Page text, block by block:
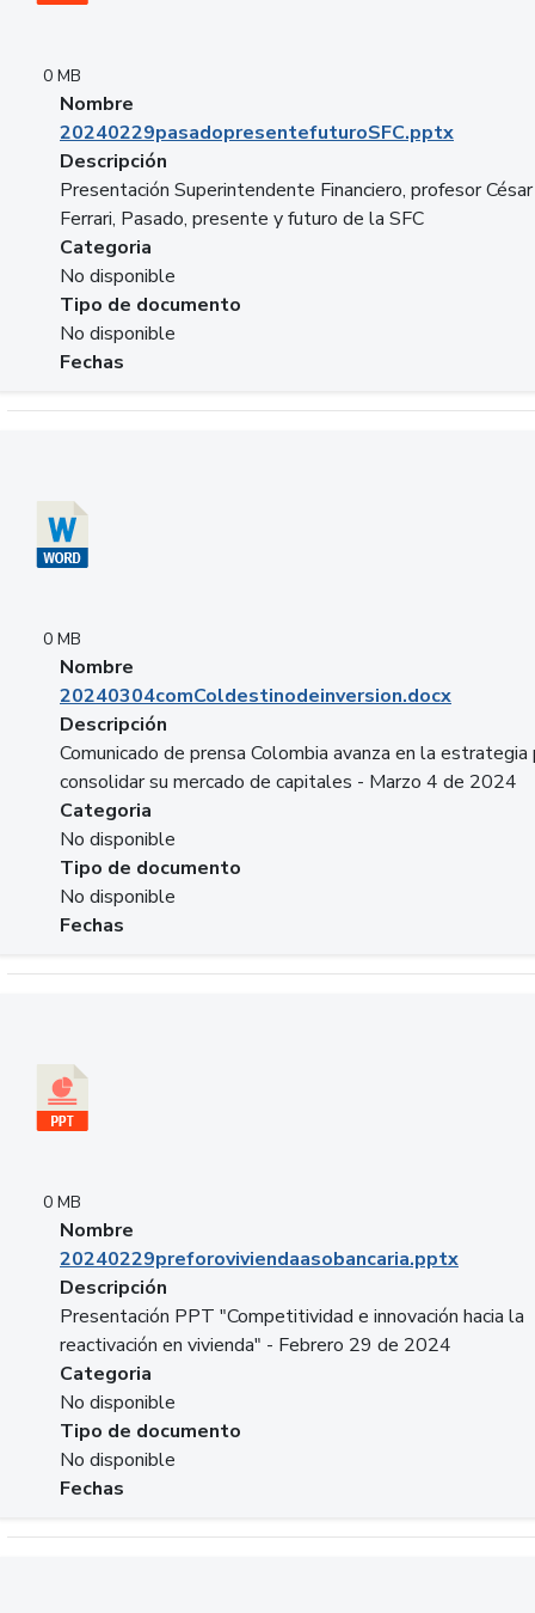
0 MB
Nombre
20240229pasadopresentefuturoSFC.pptx
Descripción
Presentación Superintendente Financiero, profesor César
Ferrari, Pasado, presente y futuro de la SFC
Categoria
No disponible
Tipo de documento
No disponible
Fechas
0 MB
Nombre
20240304comColdestinodeinversion.docx
Descripción
Comunicado de prensa Colombia avanza en la estrategia
consolidar su mercado de capitales - Marzo 4 de 2024
Categoria
No disponible
Tipo de documento
No disponible
Fechas
0 MB
Nombre
20240229preforoviviendaasobancaria.pptx
Descripción
Presentación PPT "Competitividad e innovación hacia la
reactivación en vivienda" - Febrero 29 de 2024
Categoria
No disponible
Tipo de documento
No disponible
Fechas